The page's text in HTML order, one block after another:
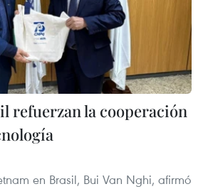
refuerzan la cooperación
en Brasil, Bui Van Nghi, afirmó